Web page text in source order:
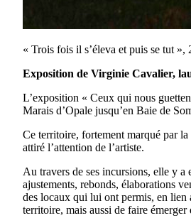
« Trois fois il s’éleva et puis se tut
Exposition de Virginie Cavalier,
L’exposition « Ceux qui nous
Marais d’Opale jusqu’en Baie de
Ce territoire, fortement marqué par
attiré l’attention de l’artiste.
Au travers de ses incursions, elle y a
ajustements, rebonds, élaborations
des locaux qui lui ont permis, en lien
territoire, mais aussi de faire émerger